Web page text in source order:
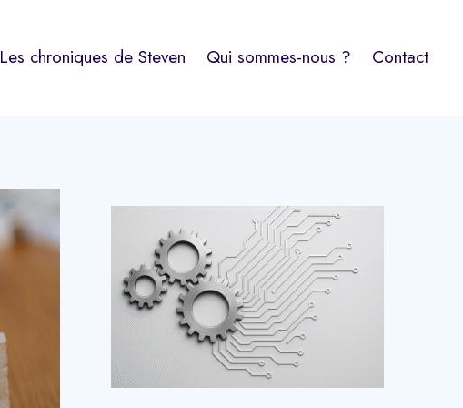
Les chroniques de Steven Qui sommes-nous ? Contact